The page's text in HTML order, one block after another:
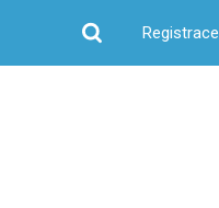
Hledat
Registrace